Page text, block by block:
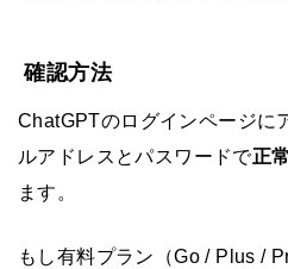
確認方法
ChatGPTのログインページに
ルアドレスとパスワードで正
ます。
もし有料プラン（Go / Plus /